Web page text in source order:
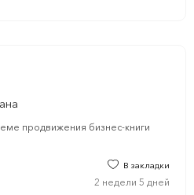
продвижения бизнес-книги
В закладки
2 недели 5 дней